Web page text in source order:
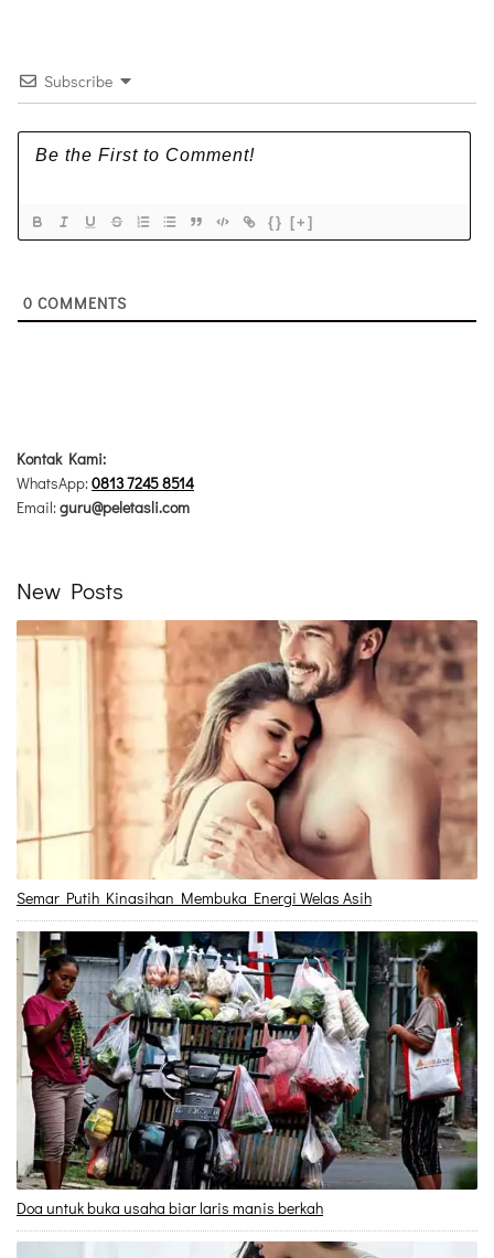
Subscribe
{} [+]
0 COMMENTS
Kontak Kami:
WhatsApp:0813 7245 8514
Email:guru@peletasli.com
New Posts
Semar Putih Kinasihan Membuka Energi Welas Asih
Doa untuk buka usaha biar laris manis berkah